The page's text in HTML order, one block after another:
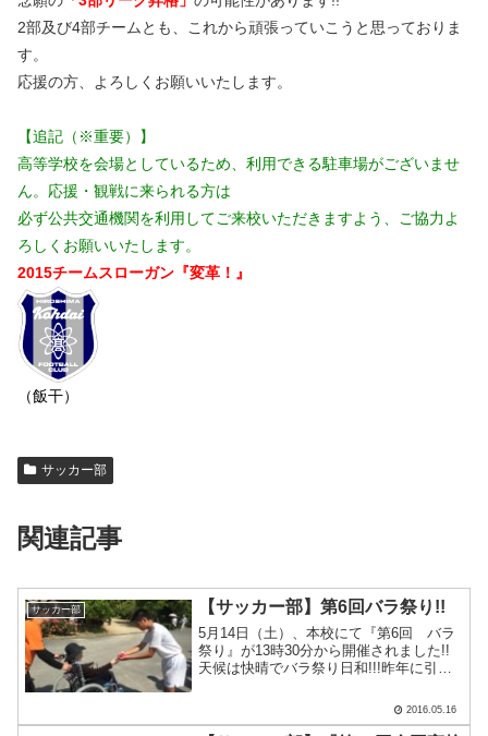
2部及び4部チームとも、これから頑張っていこうと思っておりま
す。
応援の方、よろしくお願いいたします。
【追記（※重要）】
高等学校を会場としているため、利用できる駐車場がございませ
ん。応援・観戦に来られる方は
必ず公共交通機関を利用してご来校いただきますよう、ご協力よ
ろしくお願いいたします。
2015チームスローガン『変革！』
（飯干）
サッカー部
関連記事
サッカー部 【サッカー部】第6回バラ祭り!!
5月14日（土）、本校にて『第6回 バラ
祭り』が13時30分から開催されました!!
天候は快晴でバラ祭り日和!!!昨年に引き
ーの切り花配りを行いました!!!!前日5月
2016.05.16